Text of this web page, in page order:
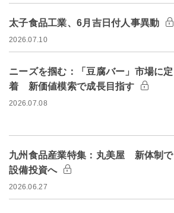
太子食品工業、6月吉日付人事異動
2026.07.10
ニーズを掴む：「豆腐バー」市場に定
着 新価値模索で成長目指す
2026.07.08
九州食品産業特集：丸美屋 新体制で
設備投資へ
2026.06.27